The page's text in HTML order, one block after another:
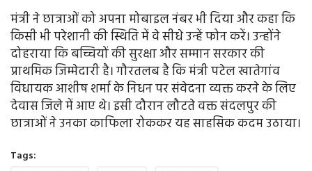
मंत्री ने छात्राओं को अपना मोबाइल नंबर भी दिया और कहा कि
किसी भी परेशानी की स्थिति में वे सीधे उन्हें फोन करें। उन्होंने
दोहराया कि बच्चियों की सुरक्षा और सम्मान सरकार की
प्राथमिक जिम्मेदारी है। गौरतलब है कि मंत्री पटेल खातेगांव
विधायक आशीष शर्मा के निधन पर संवेदना व्यक्त करने के लिए
देवास जिले में आए थे। इसी दौरान लौटते वक्त संदलपुर की
छात्राओं ने उनका काफिला रोककर यह साहसिक कदम उठाया।
Tags: